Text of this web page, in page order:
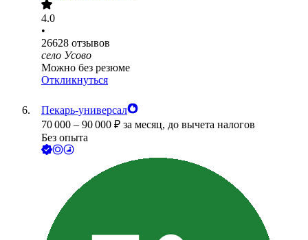
4.0
•
26628 отзывов
село Усово
Можно без резюме
Откликнуться
Пекарь-универсал
70 000 – 90 000 ₽ за месяц, до вычета налогов
Без опыта